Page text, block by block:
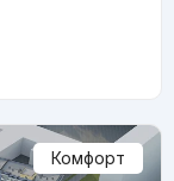
Комфорт